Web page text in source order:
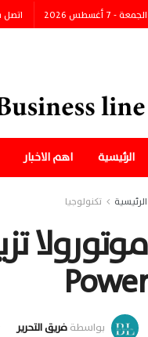
الجمعة - 7 أغسطس 2026 اتصل
الرئيسية اهم الاخبار
الرئيسية تكنولوجيا
Power
بواسطةفريق التحرير